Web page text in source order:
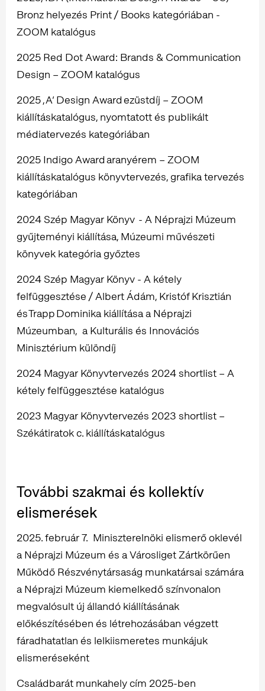
Bronz helyezés Print / Books kategóriában -
ZOOM katalógus
2025 Red Dot Award: Brands & Communication
Design – ZOOM katalógus
2025 , A’ Design Award ezüstdíj – ZOOM
kiállításkatalógus, nyomtatott és publikált
médiatervezés kategóriában
2025 Indigo Award aranyérem – ZOOM
kiállításkatalógus könyvtervezés, grafika tervezés
kategóriában
2024 Szép Magyar Könyv - A Néprajzi Múzeum
gyűjteményi kiállítása, Múzeumi művészeti
könyvek kategória győztes
2024 Szép Magyar Könyv - A kétely
felfüggesztése / Albert Ádám, Kristóf Krisztián
és Trapp Dominika kiállítása a Néprajzi
Múzeumban, a Kulturális és Innovációs
Minisztérium különdíj
2024 Magyar Könyvtervezés 2024 shortlist – A
kétely felfüggesztése katalógus
2023 Magyar Könyvtervezés 2023 shortlist –
Székátiratok c. kiállításkatalógus
További szakmai és kollektív
elismerések
2025. február 7. Miniszterelnöki elismerő oklevél
a Néprajzi Múzeum és a Városliget Zártkörűen
Működő Részvénytársaság munkatársai számára
a Néprajzi Múzeum kiemelkedő színvonalon
megvalósult új állandó kiállításának
előkészítésében és létrehozásában végzett
fáradhatatlan és lelkiismeretes munkájuk
elismeréseként
Családbarát munkahely cím 2025-ben